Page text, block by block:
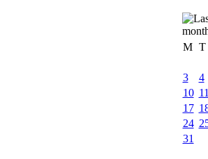
M T
3
4
10
17
24
31